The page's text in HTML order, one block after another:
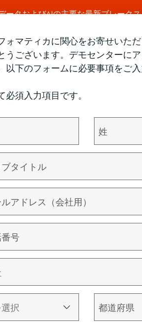
ータおよびAIの主要な最新ブレーク
プラットフォー
使用事
例
詳細
ら
ォマティカに関心をお寄せいた
うございます。デモセンターに
以下のフォームに必要事項をご
必須入力項目です。
トアプローチを簡素化